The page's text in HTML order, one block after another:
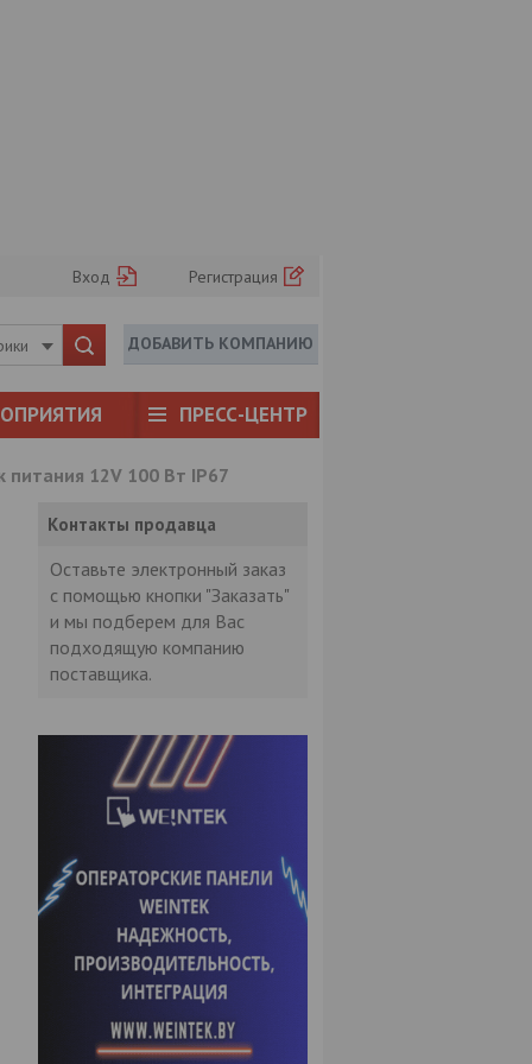
Вход Регистрация
ДОБАВИТЬ КОМПАНИЮ
ПРЕСС-ЦЕНТР
питания 12V 100 Вт IP67
Контакты продавца
Оставьте электронный заказ
с помощью кнопки "Заказать"
и мы подберем для Вас
подходящую компанию
поставщика.